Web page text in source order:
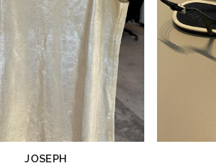
JOSEPH